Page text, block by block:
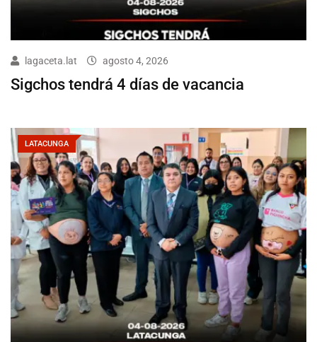
lagaceta.lat agosto 4, 2026
Sigchos tendrá 4 días de vacancia
LATACUNGA